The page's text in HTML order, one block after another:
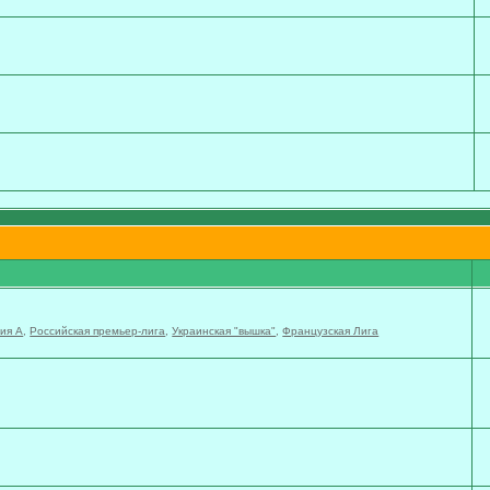
А ,Российская премьер-лига ,Украинская "вышка" ,Французская Лига